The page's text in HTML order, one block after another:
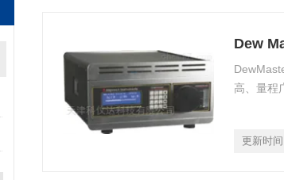
Dew
高、量程
更新时间